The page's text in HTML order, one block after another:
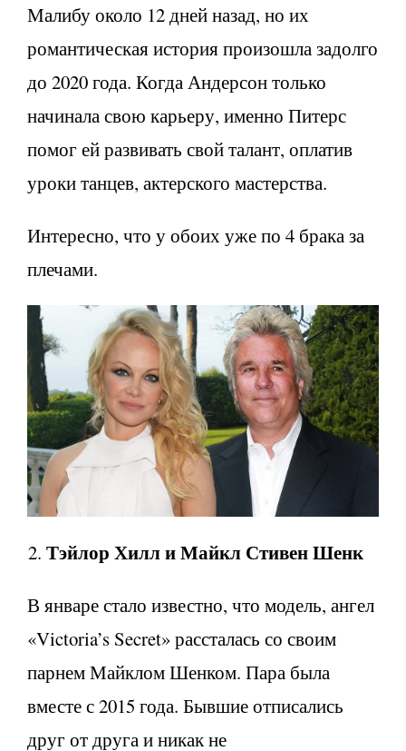
Малибу около 12 дней назад, но их
романтическая история произошла задолго
до 2020 года. Когда Андерсон только
начинала свою карьеру, именно Питерс
помог ей развивать свой талант, оплатив
уроки танцев, актерского мастерства.
Интересно, что у обоих уже по 4 брака за
плечами.
Тэйлор Хилл и Майкл Стивен Шенк
В январе стало известно, что модель, ангел
«Victoria’s Secret» рассталась со своим
парнем Майклом Шенком. Пара была
вместе с 2015 года. Бывшие отписались
друг от друга и никак не